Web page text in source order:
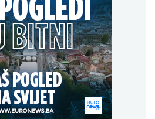
Raspotočje, traže
rješenje za probleme
AKTUELNO
Osamnaest zeničkih
rudara i dalje u jami
Raspotočje, traže
rješenje za probleme
AKTUELNO
Dunav se povukao i
otkrio vijekovima
skrivene tajne: Od
mamuta do ratnih
brodova
presušuju
FOKUS
Kina uvela trgovinske
mjere protiv SAD uoči
posjete Xi Jinpinga
Washingtonu
na Mjesec
TEHNOLOGIJA
Britanska kraljevska
kovnica iz elektronskog
otpada izdvaja zlato